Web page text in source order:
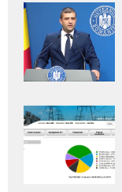
Adaugă
aici textul
pentru
subtitlu
Adaugă
aici textul
pentru
subtitlu